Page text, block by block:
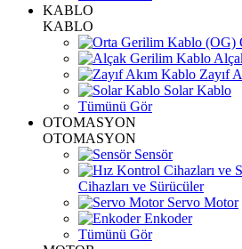
KABLO
KABLO
Zayıf
Solar Kablo
Tümünü Gör
OTOMASYON
OTOMASYON
Sensör
Cihazları ve Sürücüler
Servo Motor
Enkoder
Tümünü Gör